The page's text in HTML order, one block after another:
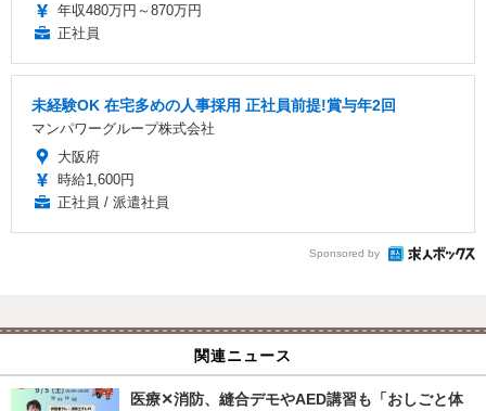
年収480万円～870万円
正社員
未経験OK 在宅多めの人事採用 正社員前提!賞与年2回
マンパワーグループ株式会社
大阪府
時給1,600円
正社員 / 派遣社員
Sponsored by
関連ニュース
医療✕消防、縫合デモやAED講習も「おしごと体